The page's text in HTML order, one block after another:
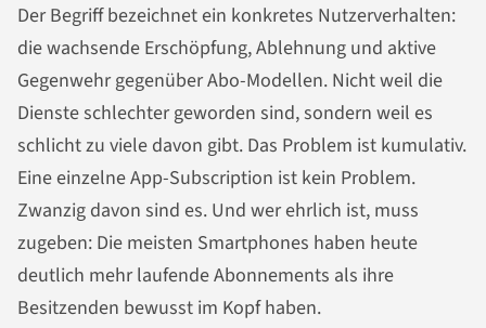
Der Begriff bezeichnet ein konkretes Nutzerverhalten:
die wachsende Erschöpfung, Ablehnung und aktive
Gegenwehr gegenüber Abo-Modellen. Nicht weil die
Dienste schlechter geworden sind, sondern weil es
schlicht zu viele davon gibt. Das Problem ist kumulativ.
Eine einzelne App-Subscription ist kein Problem.
Zwanzig davon sind es. Und wer ehrlich ist, muss
zugeben: Die meisten Smartphones haben heute
deutlich mehr laufende Abonnements als ihre
Besitzenden bewusst im Kopf haben.